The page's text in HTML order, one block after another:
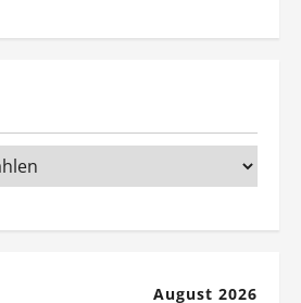
August 2026